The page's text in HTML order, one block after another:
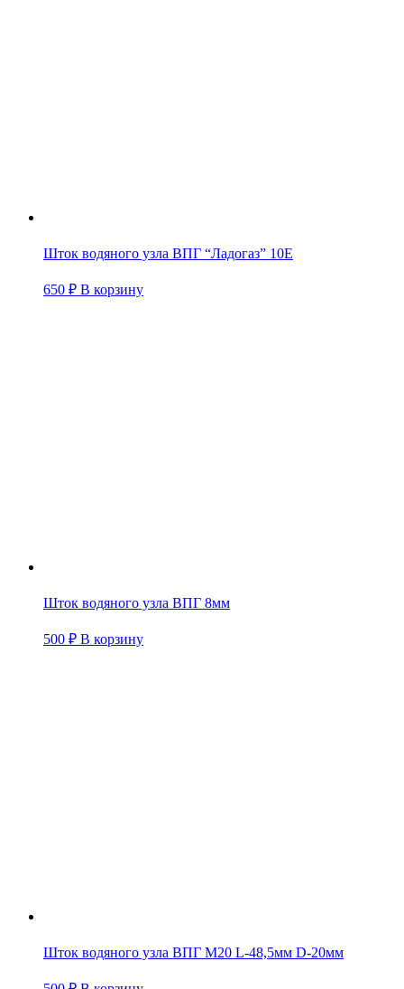
Шток водяного узла ВПГ “Ладогаз” 10Е
650 ₽ В корзину
Шток водяного узла ВПГ 8мм
500 ₽ В корзину
Шток водяного узла ВПГ М20 L-48,5мм D-20мм